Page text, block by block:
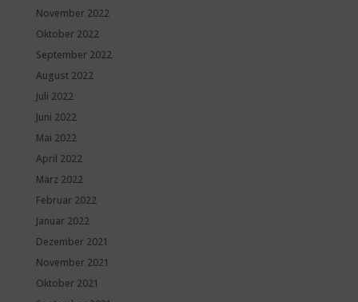
November 2022
Oktober 2022
September 2022
August 2022
Juli 2022
Juni 2022
Mai 2022
April 2022
März 2022
Februar 2022
Januar 2022
Dezember 2021
November 2021
Oktober 2021